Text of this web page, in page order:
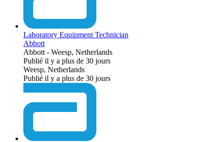
Laboratory Equipment Technician
Abbott
Abbott - Weesp, Netherlands
Publié il y a plus de 30 jours
Weesp, Netherlands
Publié il y a plus de 30 jours